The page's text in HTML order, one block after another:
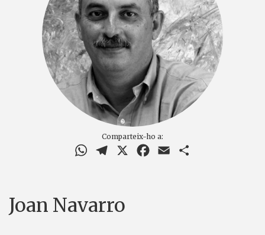
Comparteix-ho a:
WhatsAppTelegram Facebook
Email
Joan Navarro